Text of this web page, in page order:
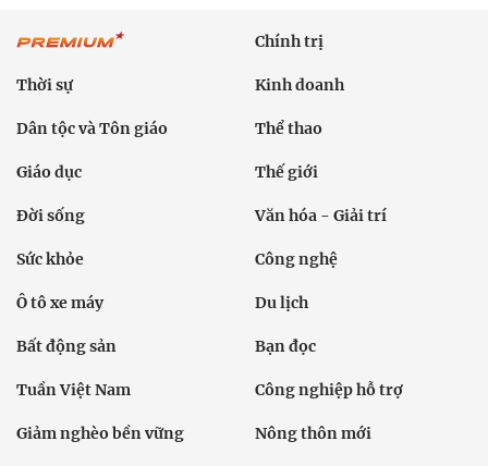
Chính trị
Thời sự Kinh doanh
Dân tộc và Tôn giáo Thể thao
Giáo dục Thế giới
Đời sống Văn hóa - Giải trí
Sức khỏe Công nghệ
Ô tô xe máy Du lịch
Bất động sản Bạn đọc
Tuần Việt Nam Công nghiệp hỗ trợ
Giảm nghèo bền vững Nông thôn mới